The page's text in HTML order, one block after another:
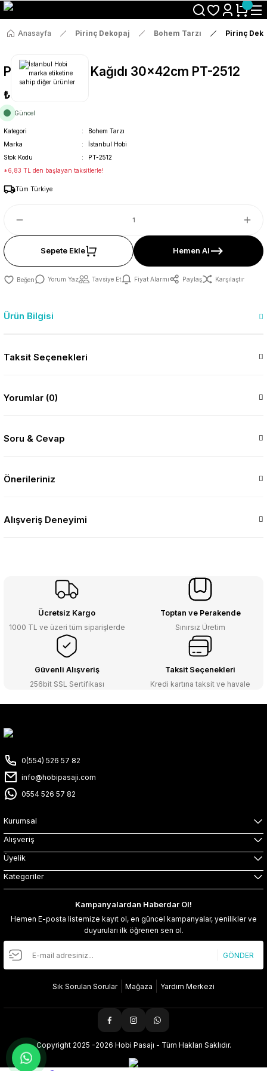
Size Özel "HG10" Koduyla Sepette Hemen %10 İndirimi Kaçırma
Anasayfa Pirinç Dekopaj Bohem Tarzı Pirinç
Pirinç Dekopaj Kağıdı 30x42cm PT-2512
₺36
Güncel
Kategori
Bohem Tarzı
Marka
İstanbul Hobi
Stok Kodu
PT-2512
*6,83 TL den başlayan taksitlerle!
Tüm Türkiye
Sepete Ekle Hemen Al
Yorum Yaz Tavsiye Et Fiyat Alarmı Paylaş Karşılaştır
Ürün Bilgisi
Taksit Seçenekleri
Yorumlar (0)
Soru & Cevap
Önerileriniz
Alışveriş Deneyimi
Ücretsiz Kargo
1000 TL ve üzeri tüm siparişlerde
Toptan ve Perakende
Sınırsız Üretim
Güvenli Alışveriş
256bit SSL Sertifikası
Taksit Seçenekleri
Kredi kartına taksit ve havale
0(554) 526 57 82
info@hobipasaji.com
0554 526 57 82
Kurumsal
Alışveriş
Üyelik
Kategoriler
Kampanyalardan Haberdar Ol!
Hemen E-posta listemize kayıt ol, en güncel kampanyalar, yenilikler ve
duyuruları ilk öğrenen sen ol.
GÖNDER
Sık Sorulan Sorular Mağaza Yardım Merkezi
Copyright 2025 -2026 Hobi Pasajı - Tüm Hakları Saklıdır.